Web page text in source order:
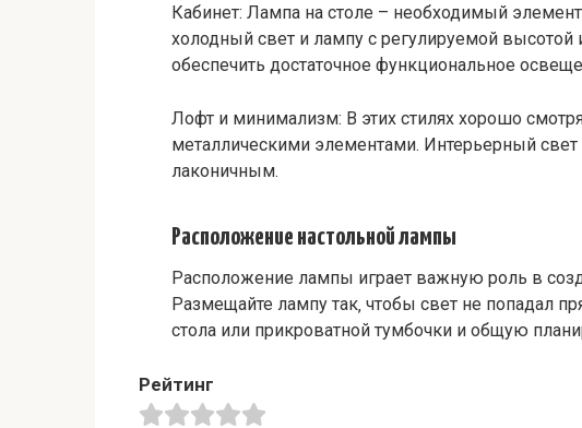
Кабинет: Лампа на столе – необходимый
холодный свет и лампу с регулируемой высотой
обеспечить достаточное функциональное
Лофт и минимализм: В этих стилях хорошо
металлическими элементами. Интерьерный
лаконичным.
Расположение настольной лампы
Расположение лампы играет важную роль в
Размещайте лампу так‚ чтобы свет не попадал
стола или прикроватной тумбочки и общую
Рейтинг